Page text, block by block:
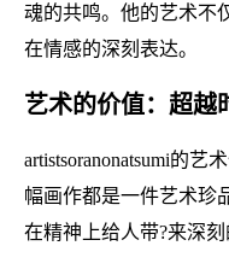
魂的共鸣。他的艺术不
在情感的深刻表达。
艺术的价值：超越
artistsoranonatsumi的
幅画作都是一件艺术珍
在精神上给人带?来深刻